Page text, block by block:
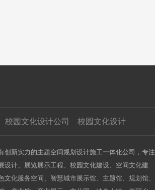
校园文化设计公司 校园文化设计
创新实力的主题空间规划设计施工一体化公司，专注
设计、展览展示工程、校园文化建设、空间文化建
文化服务空间、智慧城市展示馆、主题馆、规划馆、